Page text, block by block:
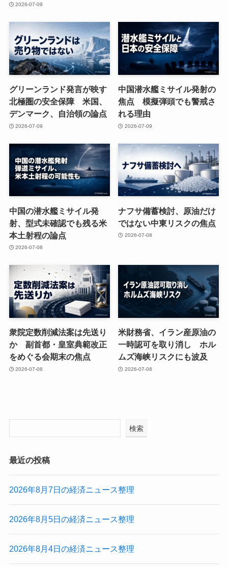
2026-07-09
グリーンランド発言が映す
北極圏の安全保障 米国、
デンマーク、自治領の論点
2026-07-09
中国潜水艦ミサイル発射の
焦点 模擬弾頭でも警戒さ
れる理由
2026-07-09
中国の潜水艦ミサイル発
射、型式未確認でも残る米
本土射程の論点
2026-07-08
ナフサ備蓄検討、原油だけ
ではない中東リスクの焦点
2026-07-08
衆院定数削減法案は先送り
か 副首都・皇室典範改正
をめぐる会期末の焦点
2026-07-08
米財務省、イラン産原油の
一時認可を取り消し ホル
ムズ海峡リスクにも波及
2026-07-08
検索
最近の投稿
2026年8月7日の経済ニュース整理
2026年8月5日の経済ニュース整理
2026年8月4日の経済ニュース整理